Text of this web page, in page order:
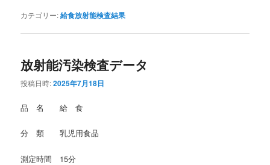
カテゴリー:給食放射能検査結果
放射能汚染検査データ
投稿日時:2025年7月18日
品 名 給 食
分 類 乳児用食品
測定時間 15分